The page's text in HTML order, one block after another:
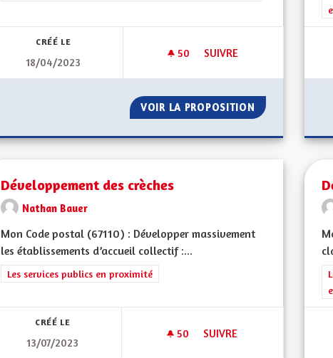
CRÉÉ LE
18/04/2023
50 50 ABONNÉS
SUIVRE
DÉVELOPPEMENT DES
VOIR LA PROPOSITION
Développement des crèches
Nathan Bauer
Mon Code postal (67110) : Développer massivement
les établissements d’accueil collectif :...
Filtrer les résultats de la catégorie : Les services publics en proximité
Les services publics en proximité
CRÉÉ LE
13/07/2023
50 50 ABONNÉS
SUIVRE
DÉVELOPPEMENT DES